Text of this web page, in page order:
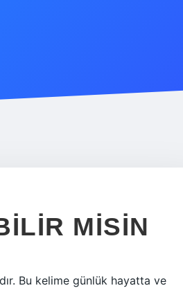
MISIN
Bu kelime günlük hayatta ve